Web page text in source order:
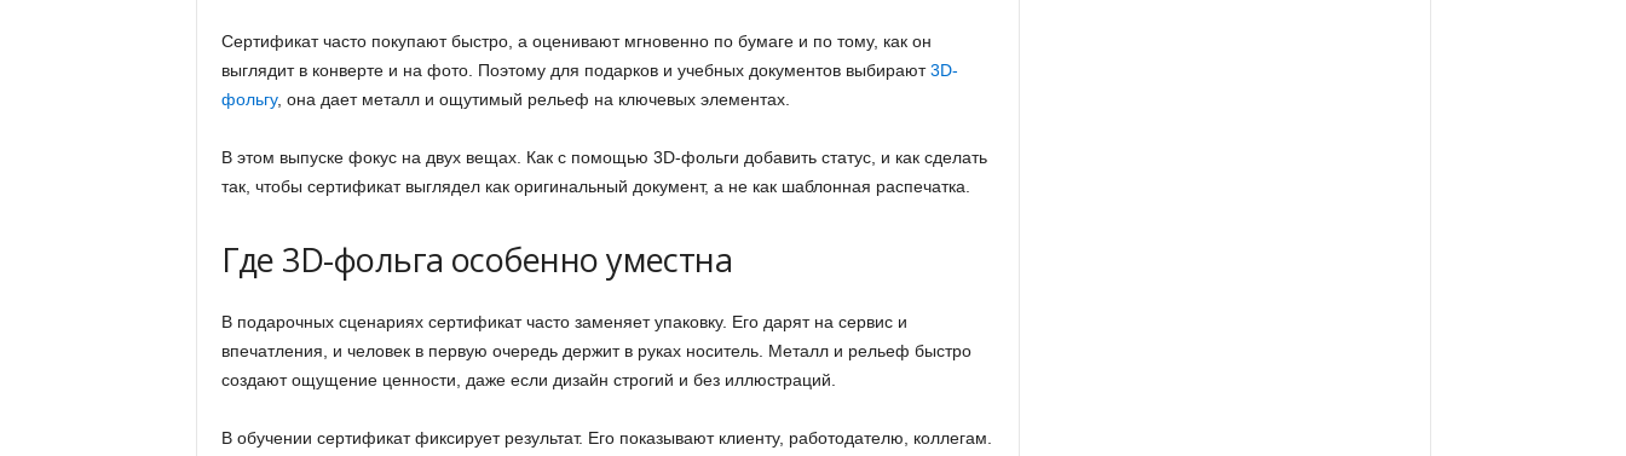
Сертификат часто покупают быстро, а оценивают мгновенно по бумаге и по тому, как он
выглядит в конверте и на фото. Поэтому для подарков и учебных документов выбирают3D-
фольгу, она дает металл и ощутимый рельеф на ключевых элементах.
В этом выпуске фокус на двух вещах. Как с помощью 3D-фольги добавить статус, и как сделать
так, чтобы сертификат выглядел как оригинальный документ, а не как шаблонная распечатка.
Где 3D-фольга особенно уместна
В подарочных сценариях сертификат часто заменяет упаковку. Его дарят на сервис и
впечатления, и человек в первую очередь держит в руках носитель. Металл и рельеф быстро
создают ощущение ценности, даже если дизайн строгий и без иллюстраций.
В обучении сертификат фиксирует результат. Его показывают клиенту, работодателю, коллегам.